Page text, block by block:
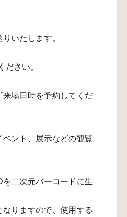
いたします。
さい。
場日時を予約してくだ
ント、展示などの観覧
二次元バーコードに生
りますので、使用する